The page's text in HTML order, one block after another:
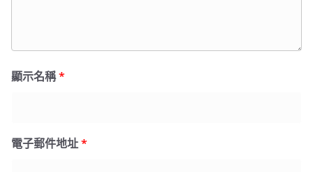
顯示名稱*
電子郵件地址*